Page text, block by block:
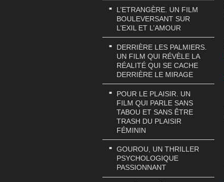
L’ETRANGÈRE. UN FILM
BOULEVERSANT SUR
L’EXIL ET L’AMOUR
DERRIÈRE LES PALMIERS.
UN FILM QUI RÉVÈLE LA
RÉALITÉ QUI SE CACHE
DERRIÈRE LE MIRAGE
POUR LE PLAISIR. UN
FILM QUI PARLE SANS
TABOU ET SANS ÊTRE
TRASH DU PLAISIR
FÉMININ
GOUROU, UN THRILLER
PSYCHOLOGIQUE
PASSIONNANT